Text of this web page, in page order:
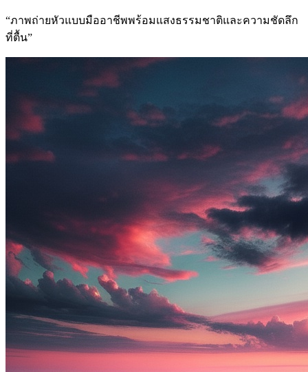
“ภาพถ่ายหัวแบบมืออาชีพพร้อมแสงธรรมชาติและความชัดลึก
ที่ตื้น”